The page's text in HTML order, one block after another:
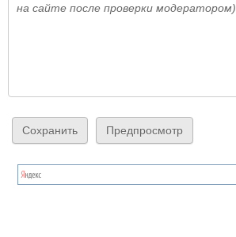
на сайте после проверки модератором)